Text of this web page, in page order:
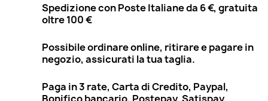
Spedizione con Poste Italiane da 6 €, gratuita
oltre 100 €
Possibile ordinare online, ritirare e pagare in
negozio, assicurati la tua taglia.
Paga in 3 rate, Carta di Credito, Paypal,